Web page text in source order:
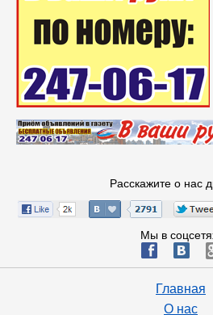
Расскажите о нас
Мы в
ä æ
Главная
О нас